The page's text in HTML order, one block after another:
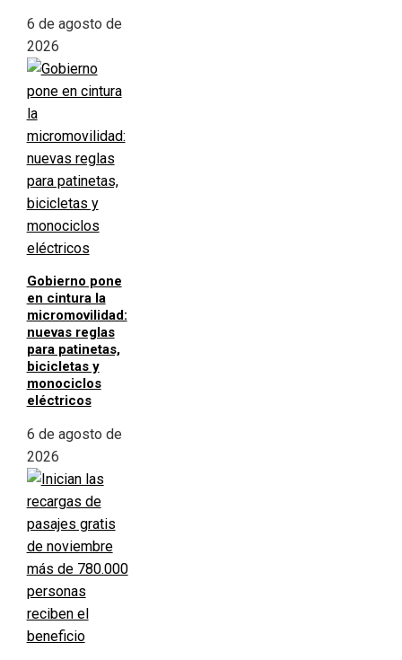
6 de agosto de
2026
Gobierno pone
en cintura la
micromovilidad:
nuevas reglas
para patinetas,
bicicletas y
monociclos
eléctricos
6 de agosto de
2026